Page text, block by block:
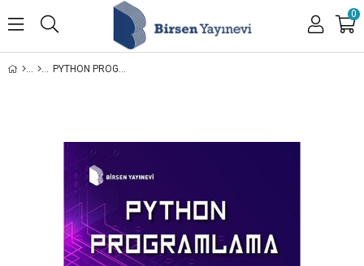
0
PYTHON PROGRAMLAMA / DR. SEZAI MAKAS